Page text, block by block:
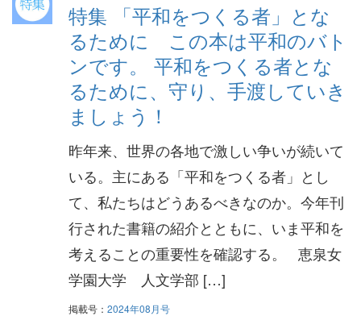
特集 「平和をつくる者」とな
るために この本は平和のバト
ンです。 平和をつくる者とな
るために、守り、手渡していき
ましょう！
昨年来、世界の各地で激しい争いが続いて
いる。主にある「平和をつくる者」とし
て、私たちはどうあるべきなのか。今年刊
行された書籍の紹介とともに、いま平和を
考えることの重要性を確認する。 恵泉女
学園大学 人文学部 […]
掲載号： 2024年08月号